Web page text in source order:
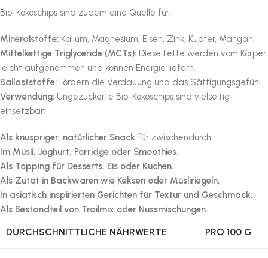
Bio-Kokoschips sind zudem eine Quelle für:
Mineralstoffe: Kalium, Magnesium, Eisen, Zink, Kupfer, Mangan.
Mittelkettige Triglyceride (MCTs): Diese Fette werden vom Körper
leicht aufgenommen und können Energie liefern.
Ballaststoffe: Fördern die Verdauung und das Sättigungsgefühl.
Verwendung: Ungezuckerte Bio-Kokoschips sind vielseitig
einsetzbar:
Als knuspriger, natürlicher Snack für zwischendurch.
Im Müsli, Joghurt, Porridge oder Smoothies.
Als Topping für Desserts, Eis oder Kuchen.
Als Zutat in Backwaren wie Keksen oder Müsliriegeln.
In asiatisch inspirierten Gerichten für Textur und Geschmack.
Als Bestandteil von Trailmix oder Nussmischungen.
DURCHSCHNITTLICHE NÄHRWERTE PRO 100 G